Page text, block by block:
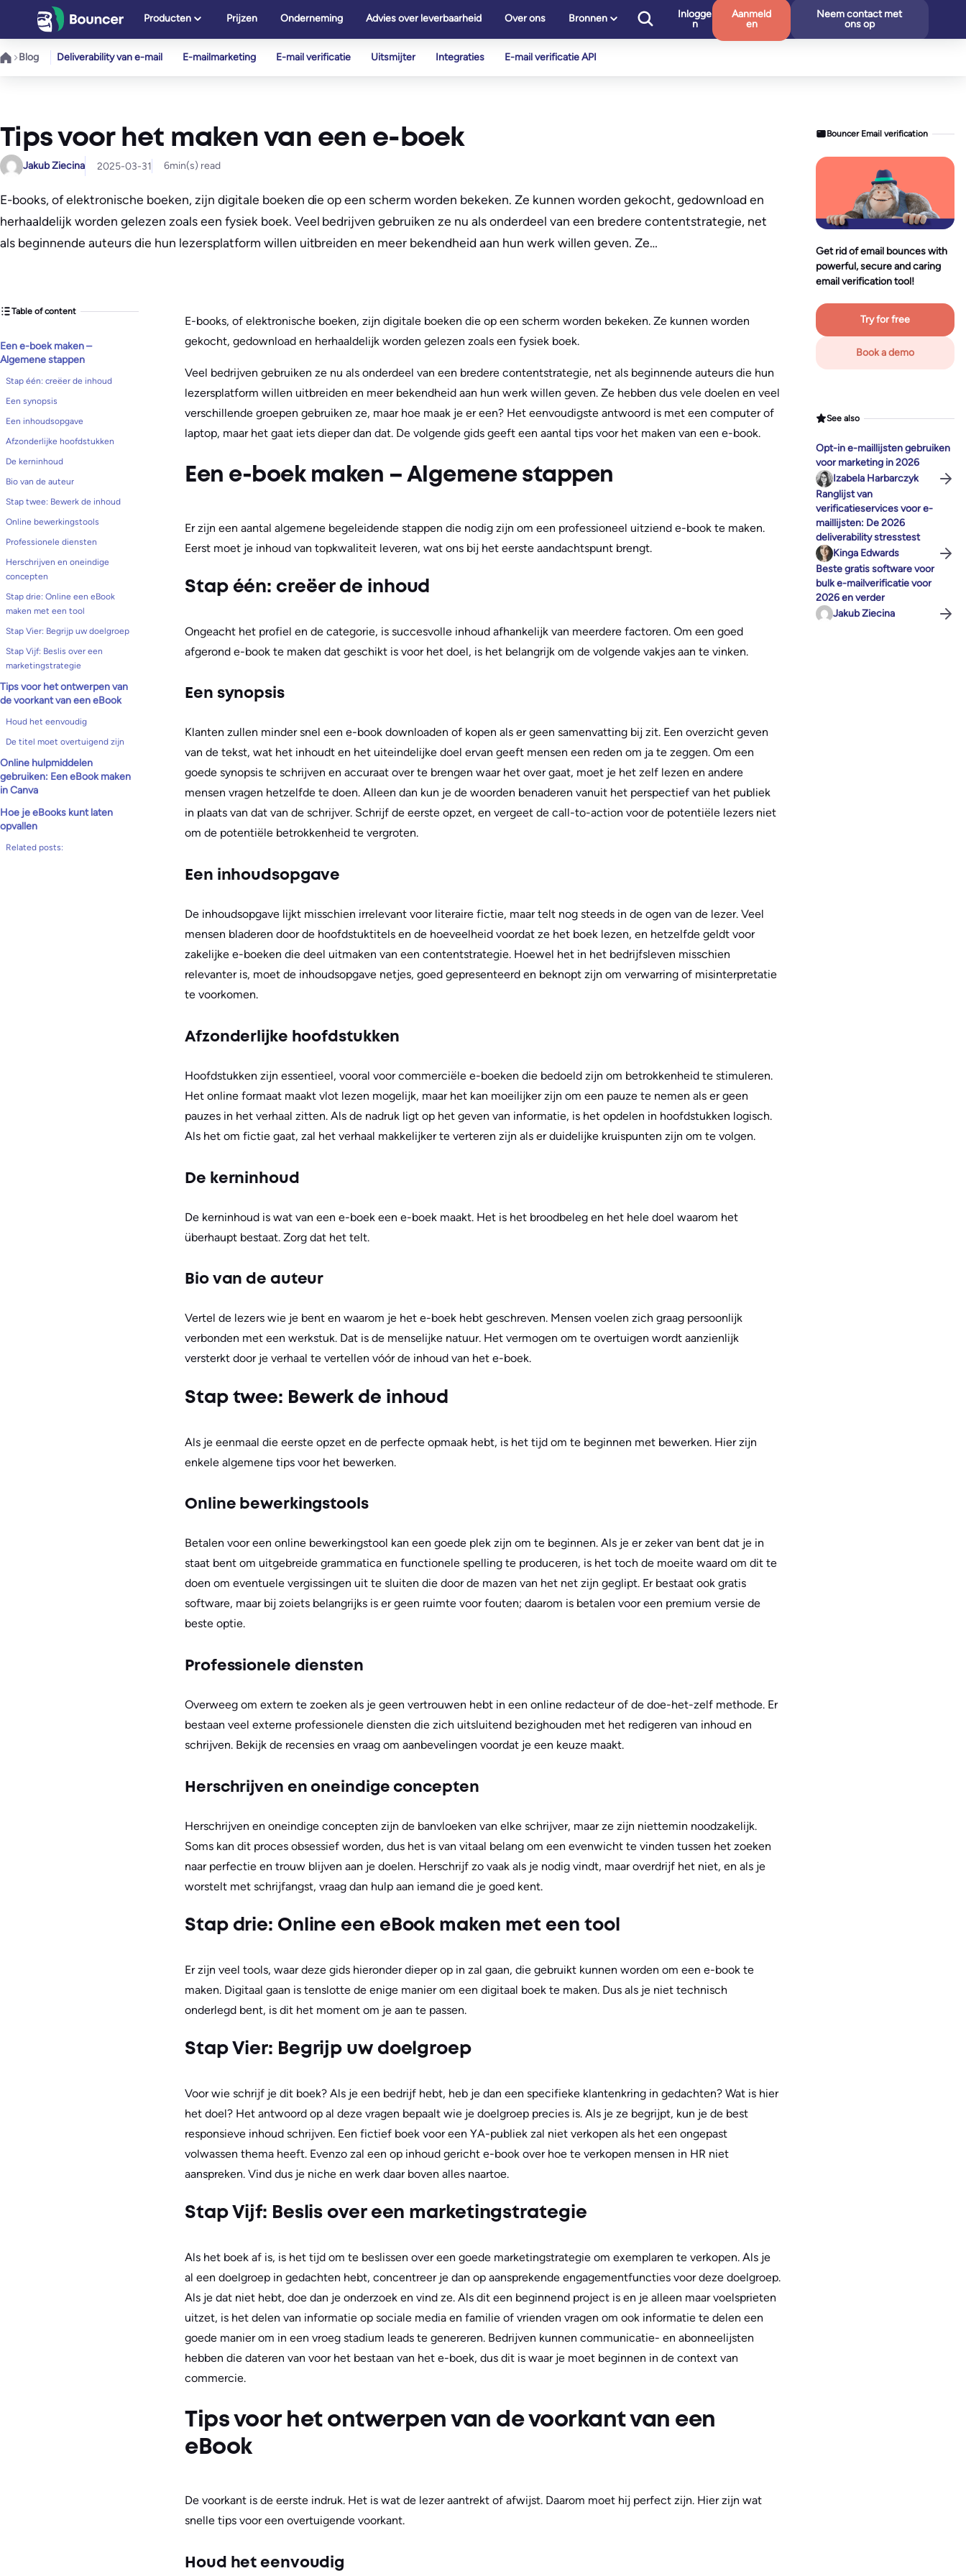
de
Producten Prijzen Onderneming Advies over leverbaarheid Over ons Bronnen
Inlogge
n
Aanmeld
en
Neem contact met
ons op
Blog Deliverability van e-mail E-mailmarketing E-mail verificatie Uitsmijter Integraties E-mail verificatie API
Tips voor het maken van een e-boek
Jakub Ziecina 2025-03-31 6min(s) read
E-books, of elektronische boeken, zijn digitale boeken die op een scherm worden bekeken. Ze kunnen worden gekocht, gedownload en
herhaaldelijk worden gelezen zoals een fysiek boek. Veel bedrijven gebruiken ze nu als onderdeel van een bredere contentstrategie, net
als beginnende auteurs die hun lezersplatform willen uitbreiden en meer bekendheid aan hun werk willen geven. Ze…
Table of content
Een e-boek maken –
Algemene stappen
Stap één: creëer de inhoud
Een synopsis
Een inhoudsopgave
Afzonderlijke hoofdstukken
De kerninhoud
Bio van de auteur
Stap twee: Bewerk de inhoud
Online bewerkingstools
Professionele diensten
Herschrijven en oneindige
concepten
Stap drie: Online een eBook
maken met een tool
Stap Vier: Begrijp uw doelgroep
Stap Vijf: Beslis over een
marketingstrategie
Tips voor het ontwerpen van
de voorkant van een eBook
Houd het eenvoudig
De titel moet overtuigend zijn
Online hulpmiddelen
gebruiken: Een eBook maken
in Canva
Hoe je eBooks kunt laten
opvallen
Related posts:
E-books, of elektronische boeken, zijn digitale boeken die op een scherm worden bekeken. Ze kunnen worden
gekocht, gedownload en herhaaldelijk worden gelezen zoals een fysiek boek.
Veel bedrijven gebruiken ze nu als onderdeel van een bredere contentstrategie, net als beginnende auteurs die hun
lezersplatform willen uitbreiden en meer bekendheid aan hun werk willen geven. Ze hebben dus vele doelen en veel
verschillende groepen gebruiken ze, maar hoe maak je er een? Het eenvoudigste antwoord is met een computer of
laptop, maar het gaat iets dieper dan dat. De volgende gids geeft een aantal tips voor het maken van een e-book.
Een e-boek maken – Algemene stappen
Er zijn een aantal algemene begeleidende stappen die nodig zijn om een professioneel uitziend e-book te maken.
Eerst moet je inhoud van topkwaliteit leveren, wat ons bij het eerste aandachtspunt brengt.
Stap één: creëer de inhoud
Ongeacht het profiel en de categorie, is succesvolle inhoud afhankelijk van meerdere factoren. Om een goed
afgerond e-book te maken dat geschikt is voor het doel, is het belangrijk om de volgende vakjes aan te vinken.
Een synopsis
Klanten zullen minder snel een e-book downloaden of kopen als er geen samenvatting bij zit. Een overzicht geven
van de tekst, wat het inhoudt en het uiteindelijke doel ervan geeft mensen een reden om ja te zeggen. Om een
goede synopsis te schrijven en accuraat over te brengen waar het over gaat, moet je het zelf lezen en andere
mensen vragen hetzelfde te doen. Alleen dan kun je de woorden benaderen vanuit het perspectief van het publiek
in plaats van dat van de schrijver. Schrijf de eerste opzet, en vergeet de call-to-action voor de potentiële lezers niet
om de potentiële betrokkenheid te vergroten.
Een inhoudsopgave
De inhoudsopgave lijkt misschien irrelevant voor literaire fictie, maar telt nog steeds in de ogen van de lezer. Veel
mensen bladeren door de hoofdstuktitels en de hoeveelheid voordat ze het boek lezen, en hetzelfde geldt voor
zakelijke e-boeken die deel uitmaken van een contentstrategie. Hoewel het in het bedrijfsleven misschien
relevanter is, moet de inhoudsopgave netjes, goed gepresenteerd en beknopt zijn om verwarring of misinterpretatie
te voorkomen.
Afzonderlijke hoofdstukken
Hoofdstukken zijn essentieel, vooral voor commerciële e-boeken die bedoeld zijn om betrokkenheid te stimuleren.
Het online formaat maakt vlot lezen mogelijk, maar het kan moeilijker zijn om een pauze te nemen als er geen
pauzes in het verhaal zitten. Als de nadruk ligt op het geven van informatie, is het opdelen in hoofdstukken logisch.
Als het om fictie gaat, zal het verhaal makkelijker te verteren zijn als er duidelijke kruispunten zijn om te volgen.
De kerninhoud
De kerninhoud is wat van een e-boek een e-boek maakt. Het is het broodbeleg en het hele doel waarom het
überhaupt bestaat. Zorg dat het telt.
Bio van de auteur
Vertel de lezers wie je bent en waarom je het e-boek hebt geschreven. Mensen voelen zich graag persoonlijk
verbonden met een werkstuk. Dat is de menselijke natuur. Het vermogen om te overtuigen wordt aanzienlijk
versterkt door je verhaal te vertellen vóór de inhoud van het e-boek.
Stap twee: Bewerk de inhoud
Als je eenmaal die eerste opzet en de perfecte opmaak hebt, is het tijd om te beginnen met bewerken. Hier zijn
enkele algemene tips voor het bewerken.
Online bewerkingstools
Betalen voor een online bewerkingstool kan een goede plek zijn om te beginnen. Als je er zeker van bent dat je in
staat bent om uitgebreide grammatica en functionele spelling te produceren, is het toch de moeite waard om dit te
doen om eventuele vergissingen uit te sluiten die door de mazen van het net zijn geglipt. Er bestaat ook gratis
software, maar bij zoiets belangrijks is er geen ruimte voor fouten; daarom is betalen voor een premium versie de
beste optie.
Professionele diensten
Overweeg om extern te zoeken als je geen vertrouwen hebt in een online redacteur of de doe-het-zelf methode. Er
bestaan veel externe professionele diensten die zich uitsluitend bezighouden met het redigeren van inhoud en
schrijven. Bekijk de recensies en vraag om aanbevelingen voordat je een keuze maakt.
Herschrijven en oneindige concepten
Herschrijven en oneindige concepten zijn de banvloeken van elke schrijver, maar ze zijn niettemin noodzakelijk.
Soms kan dit proces obsessief worden, dus het is van vitaal belang om een evenwicht te vinden tussen het zoeken
naar perfectie en trouw blijven aan je doelen. Herschrijf zo vaak als je nodig vindt, maar overdrijf het niet, en als je
worstelt met schrijfangst, vraag dan hulp aan iemand die je goed kent.
Stap drie: Online een eBook maken met een tool
Er zijn veel tools, waar deze gids hieronder dieper op in zal gaan, die gebruikt kunnen worden om een e-book te
maken. Digitaal gaan is tenslotte de enige manier om een digitaal boek te maken. Dus als je niet technisch
onderlegd bent, is dit het moment om je aan te passen.
Stap Vier: Begrijp uw doelgroep
Voor wie schrijf je dit boek? Als je een bedrijf hebt, heb je dan een specifieke klantenkring in gedachten? Wat is hier
het doel? Het antwoord op al deze vragen bepaalt wie je doelgroep precies is. Als je ze begrijpt, kun je de best
responsieve inhoud schrijven. Een fictief boek voor een YA-publiek zal niet verkopen als het een ongepast
volwassen thema heeft. Evenzo zal een op inhoud gericht e-book over hoe te verkopen mensen in HR niet
aanspreken. Vind dus je niche en werk daar boven alles naartoe.
Stap Vijf: Beslis over een marketingstrategie
Als het boek af is, is het tijd om te beslissen over een goede marketingstrategie om exemplaren te verkopen. Als je
al een doelgroep in gedachten hebt, concentreer je dan op aansprekende engagementfuncties voor deze doelgroep.
Als je dat niet hebt, doe dan je onderzoek en vind ze. Als dit een beginnend project is en je alleen maar voelsprieten
uitzet, is het delen van informatie op sociale media en familie of vrienden vragen om ook informatie te delen een
goede manier om in een vroeg stadium leads te genereren. Bedrijven kunnen communicatie- en abonneelijsten
hebben die dateren van voor het bestaan van het e-boek, dus dit is waar je moet beginnen in de context van
commercie.
Tips voor het ontwerpen van de voorkant van een
eBook
De voorkant is de eerste indruk. Het is wat de lezer aantrekt of afwijst. Daarom moet hij perfect zijn. Hier zijn wat
snelle tips voor een overtuigende voorkant.
Houd het eenvoudig
Bouncer Email verification
Get rid of email bounces with
powerful, secure and caring
email verification tool!
Try for free
Book a demo
See also
Opt-in e-maillijsten gebruiken
voor marketing in 2026
Izabela Harbarczyk
Ranglijst van
verificatieservices voor e-
maillijsten: De 2026
deliverability stresstest
Kinga Edwards
Beste gratis software voor
bulk e-mailverificatie voor
2026 en verder
Jakub Ziecina